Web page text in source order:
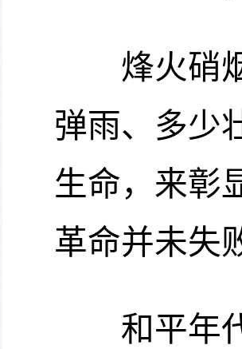
烽火硝烟
弹雨、多少
生命，来彰
革命并未失
和平年代